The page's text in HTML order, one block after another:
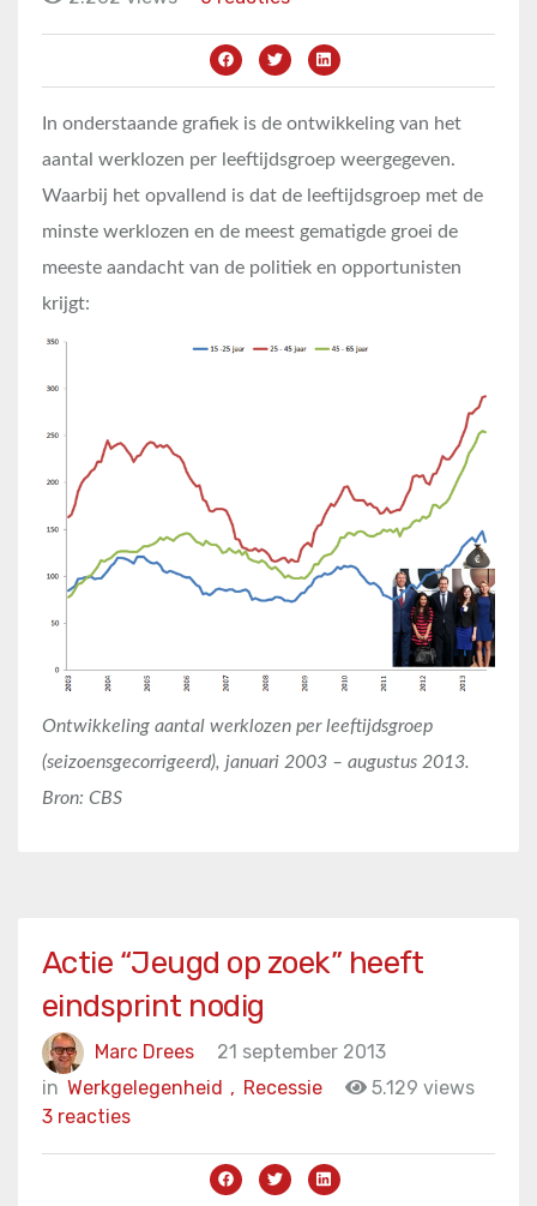
In onderstaande grafiek is de ontwikkeling van het
aantal werklozen per leeftijdsgroep weergegeven.
Waarbij het opvallend is dat de leeftijdsgroep met de
minste werklozen en de meest gematigde groei de
meeste aandacht van de politiek en opportunisten
krijgt:
Ontwikkeling aantal werklozen per leeftijdsgroep
(seizoensgecorrigeerd), januari 2003 – augustus 2013.
Bron: CBS
Actie “Jeugd op zoek” heeft
eindsprint nodig
Marc Drees
21 september 2013
in
Recessie
Werkgelegenheid ,
5.129 views
3 reacties